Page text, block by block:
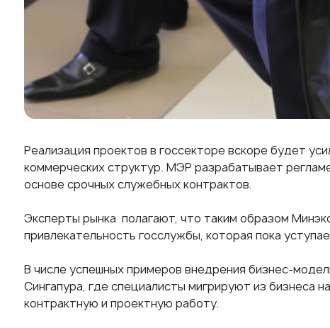
Реализация проектов в госсекторе вскоре будет
коммерческих структур. МЭР разрабатывает
основе срочных служебных контрактов.
Эксперты рынка полагают, что таким образом
привлекательность госслужбы, которая пока
В числе успешных примеров внедрения бизнес-
Сингапура, где специалисты мигрируют из бизнеса
контрактную и проектную работу.